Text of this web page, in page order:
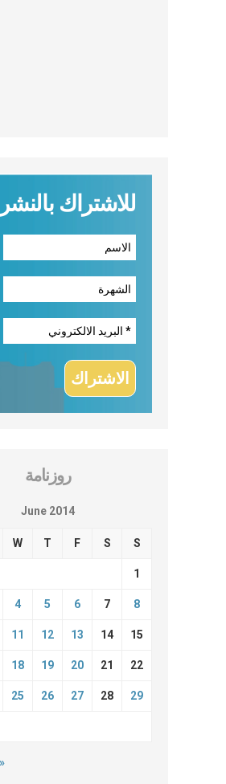
للاشتراك
روزنامة
June 2014
W T F S S
1
4 5 6 7 8
11 12 13 14 15
18 19 20 21 22
25 26 27 28 29